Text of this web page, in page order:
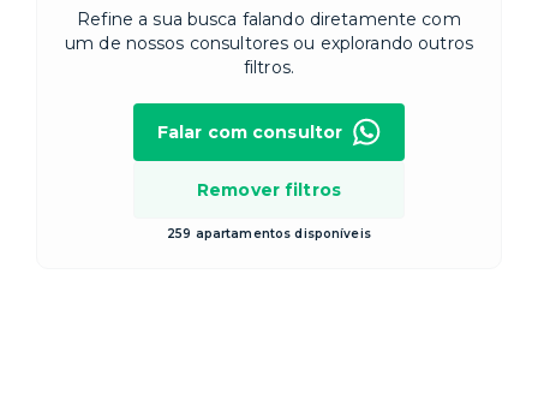
Refine a sua busca falando diretamente com
um de nossos consultores ou explorando outros
filtros.
Remover filtros
259 apartamentos disponíveis
Falar com consultor